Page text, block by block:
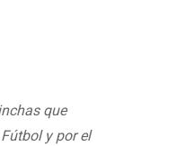
que
y por el